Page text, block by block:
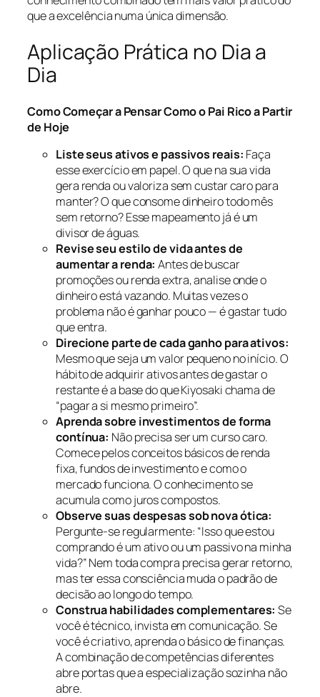
que a excelência numa única dimensão.
Aplicação Prática no Dia a
Dia
Como Começar a Pensar Como o Pai Rico a Partir
de Hoje
Liste seus ativos e passivos reais: Faça
esse exercício em papel. O que na sua vida
gera renda ou valoriza sem custar caro para
manter? O que consome dinheiro todo mês
sem retorno? Esse mapeamento já é um
divisor de águas.
Revise seu estilo de vida antes de
aumentar a renda: Antes de buscar
promoções ou renda extra, analise onde o
dinheiro está vazando. Muitas vezes o
problema não é ganhar pouco — é gastar tudo
que entra.
Direcione parte de cada ganho para ativos:
Mesmo que seja um valor pequeno no início. O
hábito de adquirir ativos antes de gastar o
restante é a base do que Kiyosaki chama de
“pagar a si mesmo primeiro”.
Aprenda sobre investimentos de forma
contínua: Não precisa ser um curso caro.
Comece pelos conceitos básicos de renda
fixa, fundos de investimento e como o
mercado funciona. O conhecimento se
acumula como juros compostos.
Observe suas despesas sob nova ótica:
Pergunte-se regularmente: “Isso que estou
comprando é um ativo ou um passivo na minha
vida?” Nem toda compra precisa gerar retorno,
mas ter essa consciência muda o padrão de
decisão ao longo do tempo.
Construa habilidades complementares: Se
você é técnico, invista em comunicação. Se
você é criativo, aprenda o básico de finanças.
A combinação de competências diferentes
abre portas que a especialização sozinha não
abre.